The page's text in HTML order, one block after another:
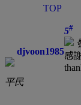
TOP
djvoon1985
平民
5#
感